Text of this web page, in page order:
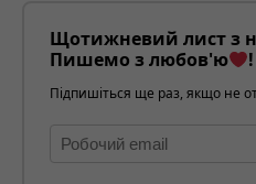
Щотижневий лист з
Пишемо з любов'ю
!
Підпишіться ще раз, якщо не